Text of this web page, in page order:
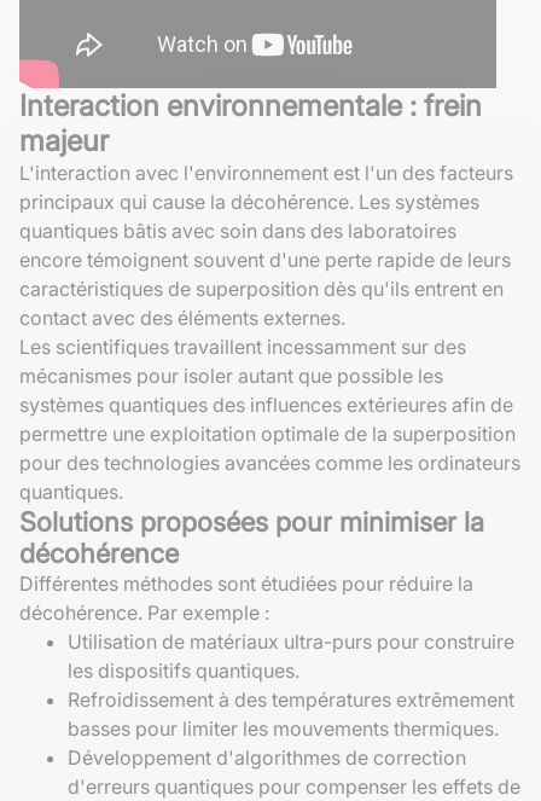
Interaction environnementale : frein
majeur
L'interaction avec l'environnement est l'un des facteurs
principaux qui cause la décohérence. Les systèmes
quantiques bâtis avec soin dans des laboratoires
encore témoignent souvent d'une perte rapide de leurs
caractéristiques de superposition dès qu'ils entrent en
contact avec des éléments externes.
Les scientifiques travaillent incessamment sur des
mécanismes pour isoler autant que possible les
systèmes quantiques des influences extérieures afin de
permettre une exploitation optimale de la superposition
pour des technologies avancées comme les ordinateurs
quantiques.
Solutions proposées pour minimiser la
décohérence
Différentes méthodes sont étudiées pour réduire la
décohérence. Par exemple :
Utilisation de matériaux ultra-purs pour construire
les dispositifs quantiques.
Refroidissement à des températures extrêmement
basses pour limiter les mouvements thermiques.
Développement d'algorithmes de correction
d'erreurs quantiques pour compenser les effets de